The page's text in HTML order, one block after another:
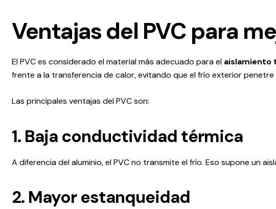
Ventajas del PVC para
El PVC es considerado el material más adecuado para el aislamiento
frente a la transferencia de calor, evitando que el frío exterior penetre
Las principales ventajas del PVC son:
1. Baja conductividad térmica
A diferencia del aluminio, el PVC no transmite el frío. Eso supone un
2. Mayor estanqueidad